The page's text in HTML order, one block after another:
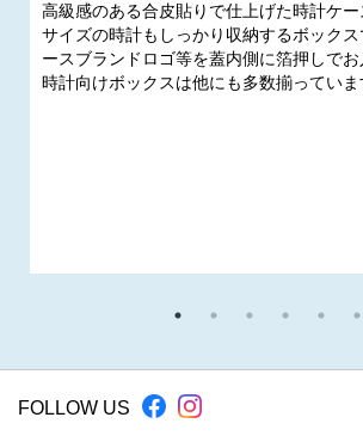
高級感のある合皮貼りで仕上げた時計ケ
サイズの時計もしっかり収納するボック
ースブランドロゴ等を蓋内側に箔押しでお
時計向けボックスは他にも多数揃っていま
FOLLOW US